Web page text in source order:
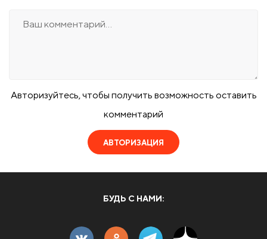
Авторизуйтесь, чтобы получить возможность оставить
комментарий
АВТОРИЗАЦИЯ
БУДЬ С НАМИ: